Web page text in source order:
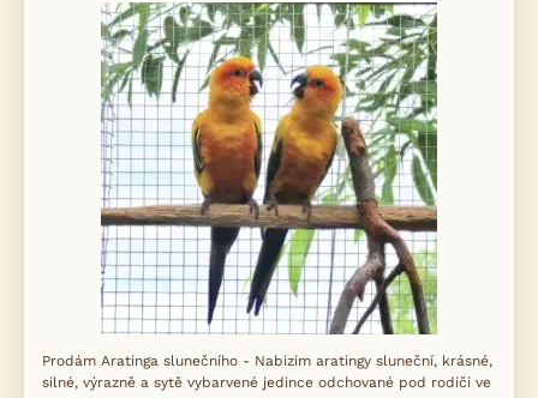
Prodám Aratinga slunečního - Nabizim aratingy sluneční, krásné,
silné, výrazně a sytě vybarvené jedince odchované pod rodiči ve